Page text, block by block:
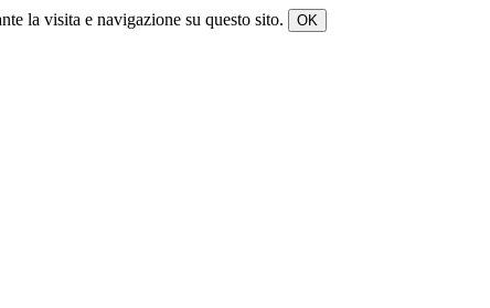
la visita e navigazione su questo sito.